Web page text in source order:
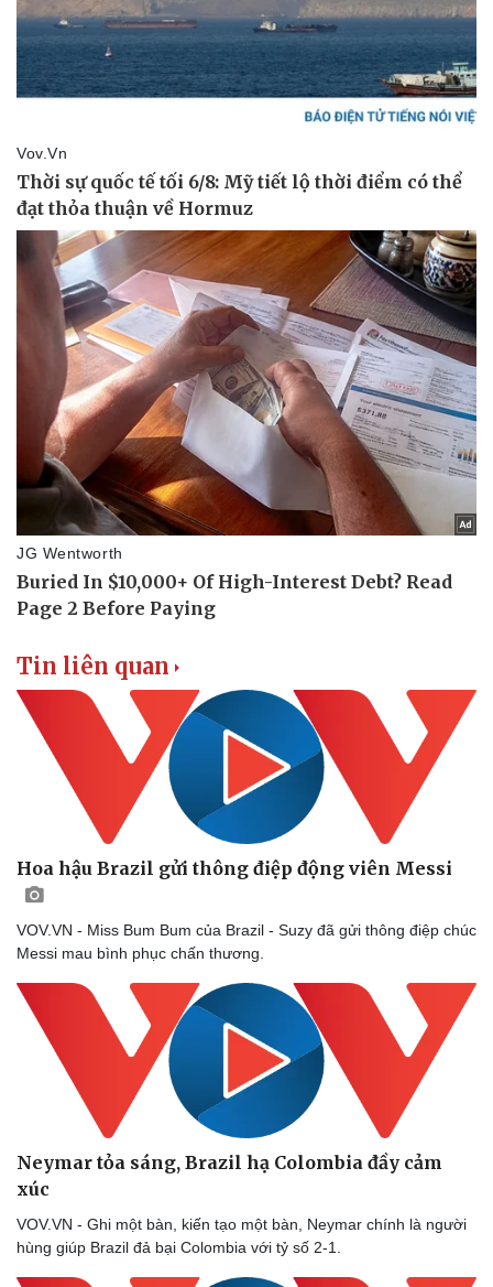
Doanh nghiệp
Thông tin doanh nghiệp
Doanh nghiệp 24h
Doanh nhân
Vì cộng đồng
Sành điệu
Trải nghiệm
Tin liên quan
Hoa hậu Brazil gửi thông điệp động viên Messi
VOV.VN - Miss Bum Bum của Brazil - Suzy đã gửi thông điệp chúc
Messi mau bình phục chấn thương.
Neymar tỏa sáng, Brazil hạ Colombia đầy cảm
xúc
VOV.VN - Ghi một bàn, kiến tạo một bàn, Neymar chính là người
hùng giúp Brazil đả bại Colombia với tỷ số 2-1.